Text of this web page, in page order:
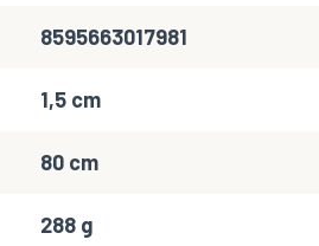
8595663017981
1,5 cm
80 cm
288 g